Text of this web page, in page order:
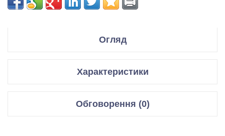
Огляд
Характеристики
Обговорення (0)